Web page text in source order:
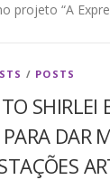
projeto “A
/ POSTS
SHIRLEI
DAR